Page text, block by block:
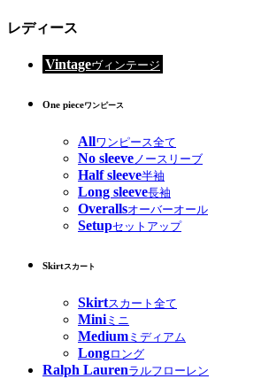
レディース
Vintageヴィンテージ
One pieceワンピース
Allワンピース全て
No sleeveノースリーブ
Half sleeve半袖
Long sleeve長袖
Overallsオーバーオール
Setupセットアップ
Skirtスカート
Skirtスカート全て
Miniミニ
Medium ミディアム
Longロング
Ralph Laurenラルフローレン